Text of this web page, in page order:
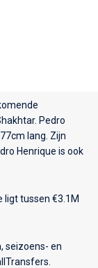
. Pedro
lang. Zijn
Henrique is ook
ligt tussen €3.1M
seizoens- en